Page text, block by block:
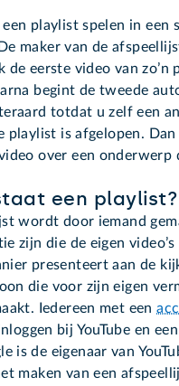
playlist spelen in een
maker van de
de eerste video van zo’n
begint de tweede
totdat u zelf een
playlist is afgelopen. Dan
over een onderwerp
een playlist?
wordt door iemand
zijn die de eigen video’s
presenteert aan de
die voor zijn eigen
Iedereen met een
bij YouTube en
is de eigenaar van
maken van een